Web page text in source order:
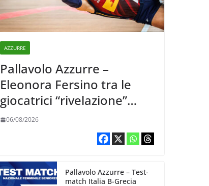
AZZURRE
Pallavolo Azzurre –
Eleonora Fersino tra le
giocatrici “rivelazione”
della VNL 2026 per
06/08/2026
Pallavolo Azzurre – Test-
match Italia B-Grecia